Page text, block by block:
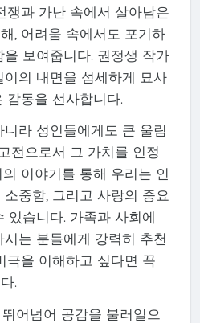
쟁과 가난 속에서 살아남은
, 어려움 속에서도 포기하
보여줍니다. 권정생 작가
의 내면을 섬세하게 묘사
감동을 선사합니다.
라 성인들에게도 큰 울림
전으로서 그 가치를 인정
이야기를 통해 우리는 인
중함, 그리고 사랑의 중요
있습니다. 가족과 사회에
는 분들에게 강력히 추천
극을 이해하고 싶다면 꼭
.
어넘어 공감을 불러일으